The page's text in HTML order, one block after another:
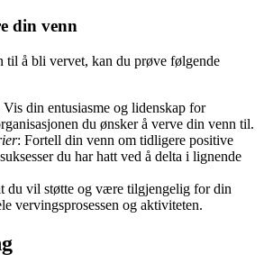
din venn
til å bli vervet, kan du prøve følgende
Vis din entusiasme og lidenskap for
du ønsker å verve din venn til.
: Fortell din venn om tidligere positive
du har hatt ved å delta i lignende
du vil støtte og være tilgjengelig for din
vervingsprosessen og aktiviteten.